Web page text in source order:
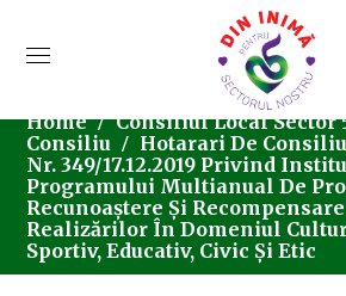
Home Consiliul Local Sector
Consiliu
Hotarari De Consiliu
Nr. 349/17.12.2019 Privind
Programului Multianual De
Recunoaștere Și
Realizărilor În Domeniul
Sportiv, Educativ, Civic Și Etic